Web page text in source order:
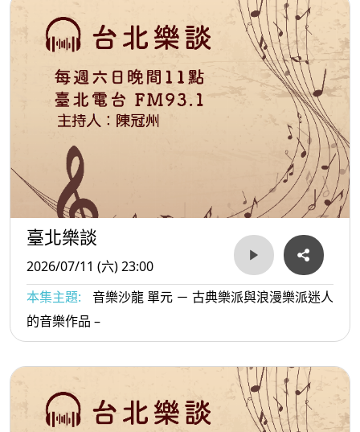
臺北樂談
2026/07/11 (六) 23:00
本集主題:
音樂沙龍 單元 － 古典樂派與浪漫樂派迷人
的音樂作品 –